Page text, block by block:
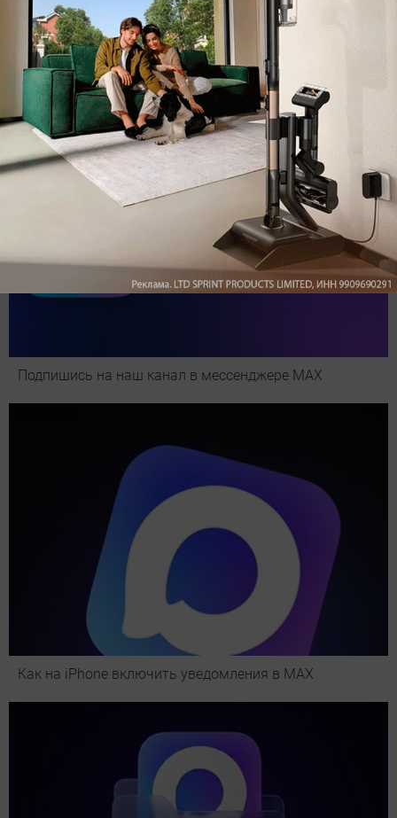
Обзор вертикального пылесоса Dreame Z40 AquaCycle
Pro: гибкий подход к уборке
Подпишись на наш канал в мессенджере МАХ
Как на iPhone включить уведомления в MAX